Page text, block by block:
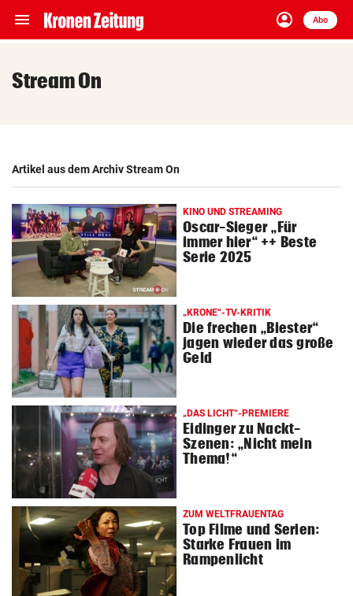
menu Navigation
ein-/ausklappen
account_circle
Anmelden
Abo
close Schließen
pin_drop
Wien
bookmark Merkliste
search
Suchbegriff
eingeben
© Krone Multimedia GmbH & Co KG 2026
Muthgasse 2, 1190 Wien
Stream On
Artikel aus dem Archiv Stream On
KINO UND STREAMING
Oscar-Sieger „Für
immer hier“ ++ Beste
Serie 2025
„KRONE“-TV-KRITIK
Die frechen „Biester“
jagen wieder das große
Geld
„DAS LICHT“-PREMIERE
Eidinger zu Nackt-
Szenen: „Nicht mein
Thema!“
ZUM WELTFRAUENTAG
Top Filme und Serien:
Starke Frauen im
Rampenlicht